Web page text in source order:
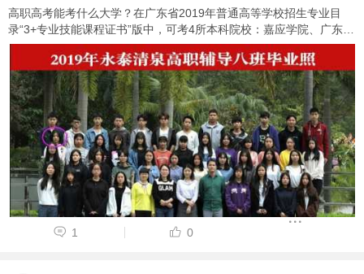
高职高考能考什么大学？在广东省2019年普通高等学校招生专业目
录“3+专业技能课程证书”版中，可考4所本科院校：嘉应学院、广东技
术师范大学等；和80余所大专院校：深圳职业技术学院、广州大学
等。 我怀瑞着梦想，满怀着期待，沐浴着 ...
1 0